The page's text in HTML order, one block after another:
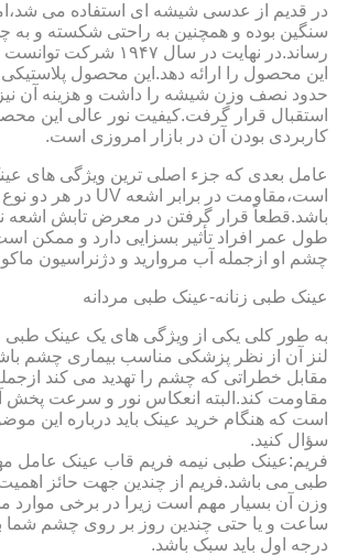
در قدیم از عدسی شیشه ای استفاده می
سنگین بوده و همچنین به راحتی شکسته و
رساند.در نهایت در سال
این محصول را ارائه دهد.این محصول
حدود نصف وزن شیشه را داشت و هزینه آن نیز
استقبال قرار گرفت.کیفیت نور عالی این
کاربردی بودن آن در بازار امروزی است.
عامل بعدی که جزء اصلی ترین ویژگی های
طول عمر افراد تأثیر بسزایی دارد و ممکن
چشم او ازجمله آب مروارید و دژنراسیون
عینک طبی زنانه-عینک طبی مردانه
به طور کلی یکی از ویژگی های یک عینک
لنز آن از نظر پزشکی مناسب بیماری چشم باشد
مقابل خطراتی که چشم را تهدید می کند
مقاومت کند.البته انعکاس نور و سرعت پخش
است که هنگام خرید عینک باید درباره این
سؤال کنید.
فریم:عینک طبی نیمه فریم قاب عینک عامل
طبی می باشد.فریم از چندین جهت حائز
وزن آن بسیار مهم است زیرا در برخی
ساعت و یا حتی چندین روز بر روی چشم شما
درجه اول باید سبک باشد.